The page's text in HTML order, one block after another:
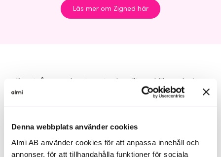
Denna webbplats använder cookies
Almi AB använder cookies för att anpassa innehåll och
annonser, för att tillhandahålla funktioner för sociala
Läs mer om Zigned här
Kom igång med e-signering hos Zigned för endast
39 kr per ärende! Som portföljbolag hos Almi Invest
Zigned är Sveriges mest uppskattade webbplattform
för e-signering. Förutom ett busenkelt